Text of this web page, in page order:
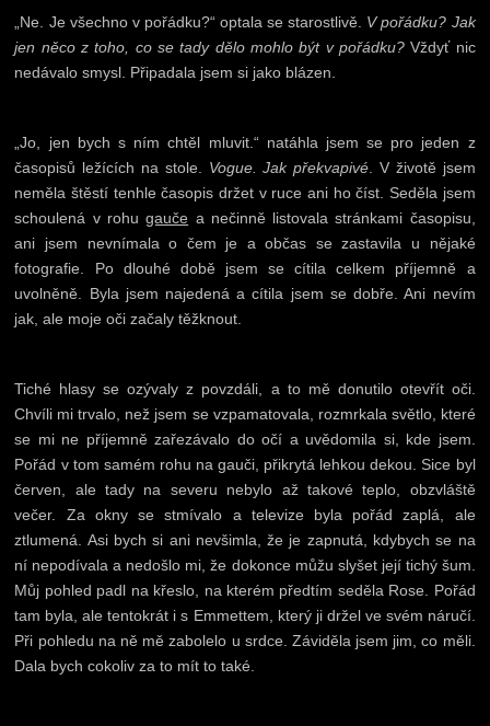
„Ne. Je všechno v pořádku?“ optala se starostlivě. V pořádku? Jak
jen něco z toho, co se tady dělo mohlo být v pořádku?Vždyť nic
nedávalo smysl. Připadala jsem si jako blázen.
„Jo, jen bych s ním chtěl mluvit.“ natáhla jsem se pro jeden z
časopisů ležících na stole. Vogue. Jak překvapivé . V životě jsem
neměla štěstí tenhle časopis držet v ruce ani ho číst. Seděla jsem
schoulená v rohugauče a nečinně listovala stránkami časopisu,
ani jsem nevnímala o čem je a občas se zastavila u nějaké
fotografie. Po dlouhé době jsem se cítila celkem příjemně a
uvolněně. Byla jsem najedená a cítila jsem se dobře. Ani nevím
jak, ale moje oči začaly těžknout.
Tiché hlasy se ozývaly z povzdáli, a to mě donutilo otevřít oči.
Chvíli mi trvalo, než jsem se vzpamatovala, rozmrkala světlo, které
se mi ne příjemně zařezávalo do očí a uvědomila si, kde jsem.
Pořád v tom samém rohu na gauči, přikrytá lehkou dekou. Sice byl
červen, ale tady na severu nebylo až takové teplo, obzvláště
večer. Za okny se stmívalo a televize byla pořád zaplá, ale
ztlumená. Asi bych si ani nevšimla, že je zapnutá, kdybych se na
ní nepodívala a nedošlo mi, že dokonce můžu slyšet její tichý šum.
Můj pohled padl na křeslo, na kterém předtím seděla Rose. Pořád
tam byla, ale tentokrát i s Emmettem, který ji držel ve svém náručí.
Při pohledu na ně mě zabolelo u srdce. Záviděla jsem jim, co měli.
Dala bych cokoliv za to mít to také.